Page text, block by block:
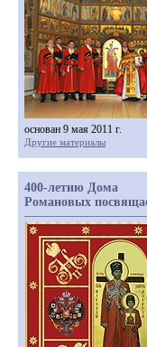
основан 9 мая 2011 г.
Другие материалы
400-летию Дома
Романовых